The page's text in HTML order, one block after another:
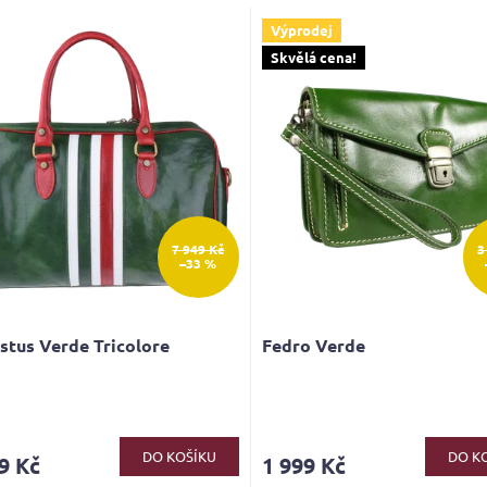
7 949 Kč
–33 %
Verde Tricolore
Kč DO KOŠÍKU
Výprodej
Skvělá cena!
Fedro Verde
je
1 999 Kč DO